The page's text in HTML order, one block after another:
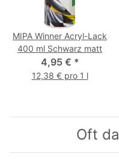
MIPA Winner Acryl-Lack
400 ml Schwarz matt
4,95 € *
12,38 € pro 1 l
Oft